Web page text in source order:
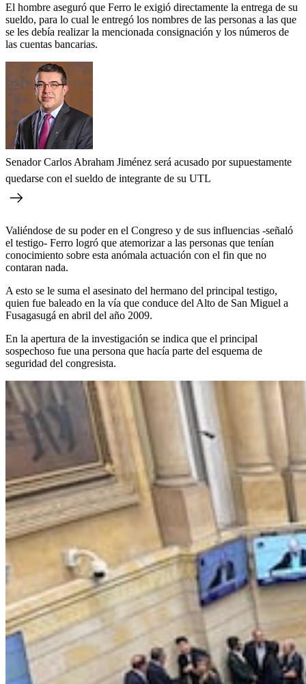
El hombre aseguró que Ferro le exigió directamente la entrega de su
sueldo, para lo cual le entregó los nombres de las personas a las que
se les debía realizar la mencionada consignación y los números de
las cuentas bancarias.
Senador Carlos Abraham Jiménez será acusado por supuestamente
quedarse con el sueldo de integrante de su UTL
Valiéndose de su poder en el Congreso y de sus influencias -señaló
el testigo- Ferro logró que atemorizar a las personas que tenían
conocimiento sobre esta anómala actuación con el fin que no
contaran nada.
A esto se le suma el asesinato del hermano del principal testigo,
quien fue baleado en la vía que conduce del Alto de San Miguel a
Fusagasugá en abril del año 2009.
En la apertura de la investigación se indica que el principal
sospechoso fue una persona que hacía parte del esquema de
seguridad del congresista.